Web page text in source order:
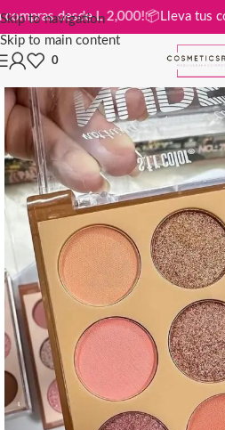
Skip to navigation
Skip to main content
en compras desde L 2,000!📦Lleva
0